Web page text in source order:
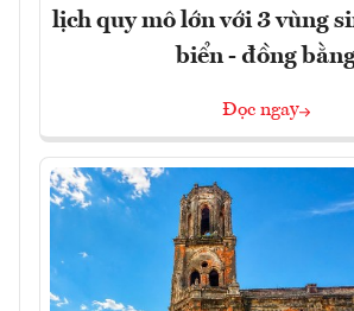
lịch quy mô lớn với 3 vùng
biển - đồng
Đọc ngay